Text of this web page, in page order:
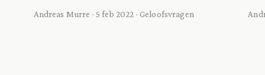
Andreas Murre · 5 feb 2022 · Geloofsvragen